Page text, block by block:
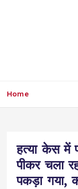
Home
हत्या केस में
पीकर चला
पकड़ा गया,